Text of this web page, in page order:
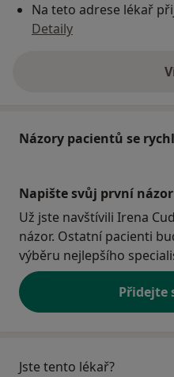
Na teto adrese lékař
Detaily
Názory pacientů se
Napište svůj první názor
Už jste navštívili Irena
názor. Ostatní pacienti
výběru nejlepšího
Přidejte
Jste tento lékař?